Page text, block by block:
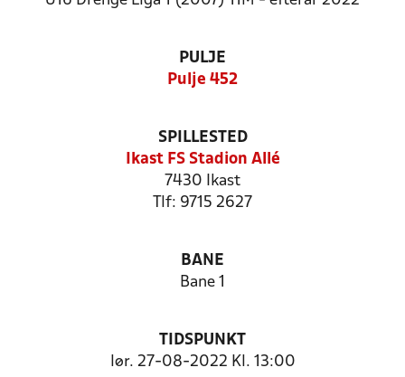
PULJE
Pulje 452
SPILLESTED
Ikast FS Stadion Allé
7430 Ikast
Tlf: 9715 2627
BANE
Bane 1
TIDSPUNKT
lør. 27-08-2022 Kl. 13:00